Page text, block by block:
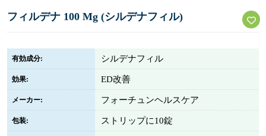
フィルデナ 100 Mg (シルデナフィル)
有効成分: シルデナフィル
効果: ED改善
メーカー: フォーチュンヘルスケア
包装: ストリップに10錠